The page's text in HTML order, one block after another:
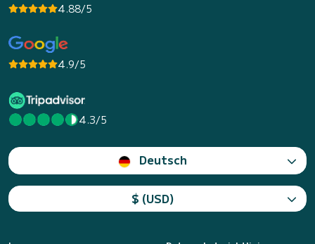
4.88/5
4.9/5
4.3/5
Deutsch
$ (USD)